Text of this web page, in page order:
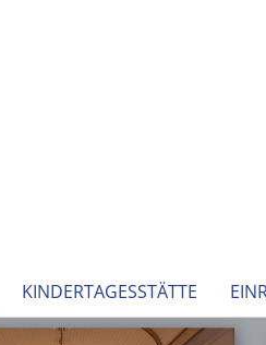
KINDERTAGESSTÄTTE